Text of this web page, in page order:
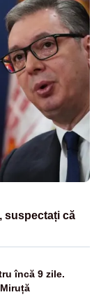
suspectați că
încă 9 zile.